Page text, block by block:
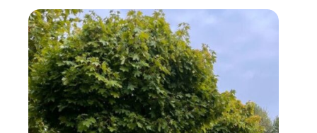
Deze
optie
kan
gekozen
worden
op
de
productpagina